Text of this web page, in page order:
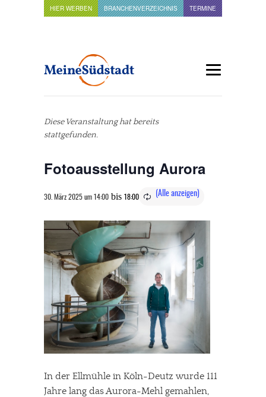
HIER WERBEN BRANCHENVERZEICHNIS TERMINE
Diese Veranstaltung hat bereits
stattgefunden.
Fotoausstellung Aurora
30. März 2025 um 14:00 bis 18:00
In der Ellmühle in Köln-Deutz wurde 111
Jahre lang das Aurora-Mehl gemahlen,